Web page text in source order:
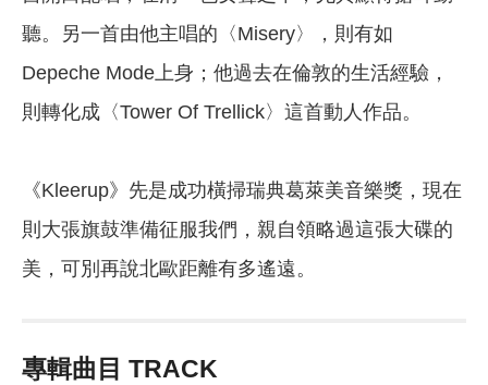
聽。另一首由他主唱的〈Misery〉，則有如
Depeche Mode上身；他過去在倫敦的生活經驗，
則轉化成〈Tower Of Trellick〉這首動人作品。
《Kleerup》先是成功橫掃瑞典葛萊美音樂獎，現在
則大張旗鼓準備征服我們，親自領略過這張大碟的
美，可別再說北歐距離有多遙遠。
專輯曲目 TRACK